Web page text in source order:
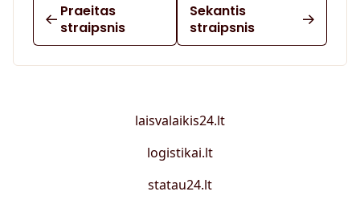
Praeitas
straipsnis
Sekantis
straipsnis
laisvalaikis24.lt
logistikai.lt
statau24.lt